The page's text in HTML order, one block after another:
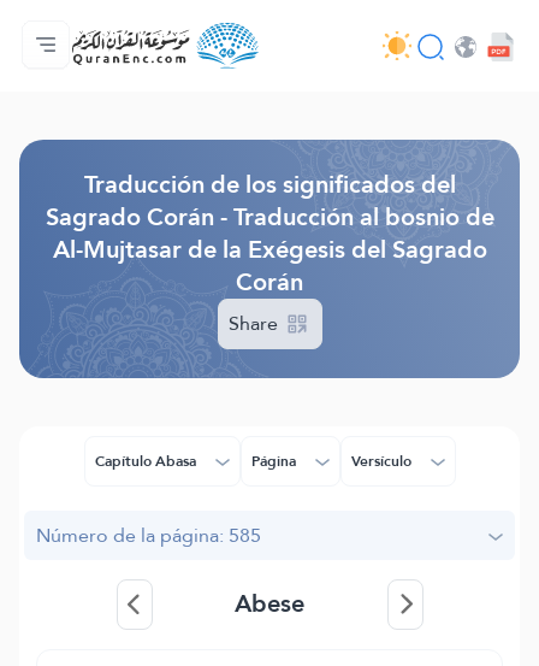
Página principal
Índice de traducciones
Audio
Servicios de desarrolladores - API
Sobre el proyecto
Contáctanos
Idioma
Traducción de los significados del
Sagrado Corán - Traducción al bosnio de
Al-Mujtasar de la Exégesis del Sagrado
Corán
Share
Capítulo Abasa Página Versículo
Número de la página: 585
Abese